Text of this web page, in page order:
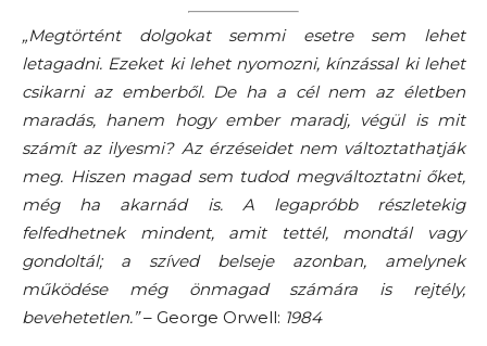
„Megtörtént dolgokat semmi esetre sem lehet
letagadni. Ezeket ki lehet nyomozni, kínzással ki lehet
csikarni az emberből. De ha a cél nem az életben
maradás, hanem hogy ember maradj, végül is mit
számít az ilyesmi? Az érzéseidet nem változtathatják
meg. Hiszen magad sem tudod megváltoztatni őket,
még ha akarnád is. A legapróbb részletekig
felfedhetnek mindent, amit tettél, mondtál vagy
gondoltál; a szíved belseje azonban, amelynek
működése még önmagad számára is rejtély,
bevehetetlen.”– George Orwell: 1984